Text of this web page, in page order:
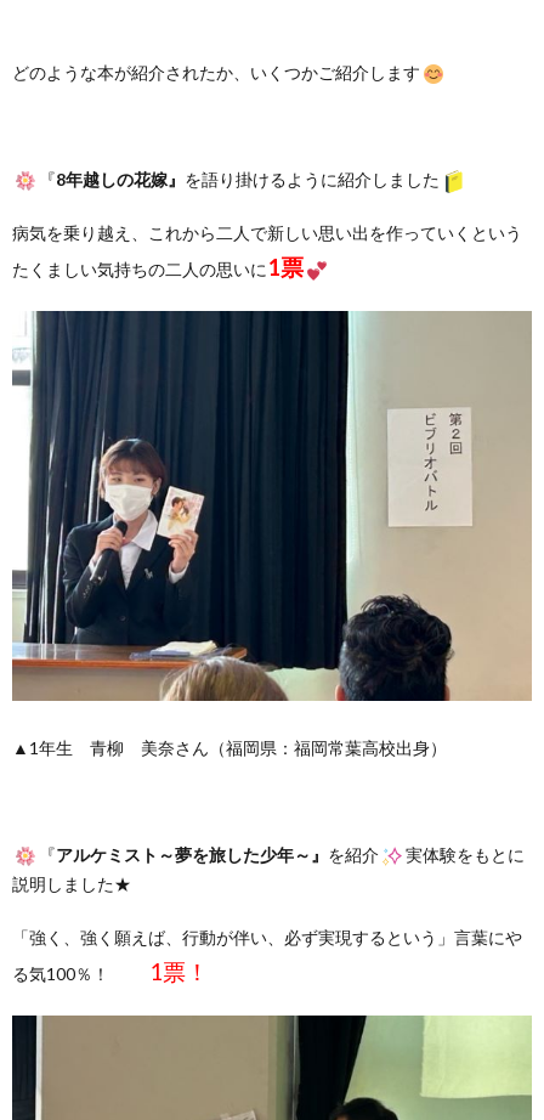
どのような本が紹介されたか、いくつかご紹介します
『8年越しの花嫁』 を語り掛けるように紹介しました
病気を乗り越え、これから二人で新しい思い出を作っていくという
たくましい気持ちの二人の思いに 1票
▲1年生 青柳 美奈さん（福岡県：福岡常葉高校出身）
『アルケミスト～夢を旅した少年～』 を紹介
実体験をもとに
説明しました★
「強く、強く願えば、行動が伴い、必ず実現するという」言葉にや
る気100％！
1票！